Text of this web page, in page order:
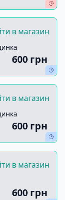
в магазин
600 грн
в магазин
600 грн
в магазин
600 грн